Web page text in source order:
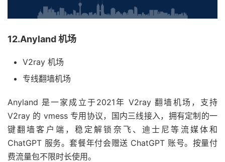
12.Anyland 机场
V2ray 机场
专线翻墙机场
Anyland 是一家成立于2021年 V2ray 翻墙机场，支持
V2ray 的 vmess 专用协议，国内三线接入，拥有定制的一
键翻墙客户端，稳定解锁奈飞、迪士尼等流媒体和
ChatGPT 服务。套餐年付会赠送 ChatGPT 账号。按量付
费流量包不限时长使用。